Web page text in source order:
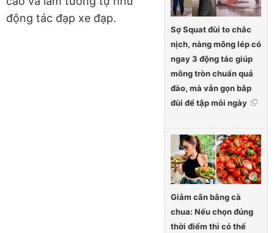
Sợ Squat đùi to chắc
nịch, nàng mông lép có
ngay 3 động tác giúp
mông tròn chuẩn quả
đào, mà vẫn gọn bắp
đùi để tập mỗi ngày
Giảm cân bằng cà
chua: Nếu chọn đúng
thời điểm thì có thể
động tác đạp xe đạp.